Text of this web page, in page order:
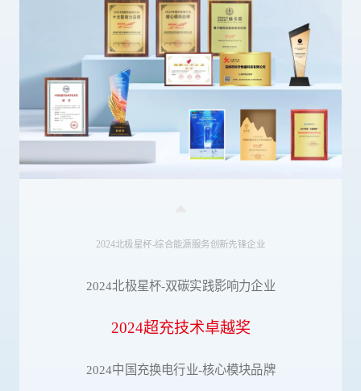
2024北极星杯-综合能源服务创新先锋企业
2024北极星杯-双碳实践影响力企业
2024超充技术卓越奖
2024中国充换电行业-核心模块品牌